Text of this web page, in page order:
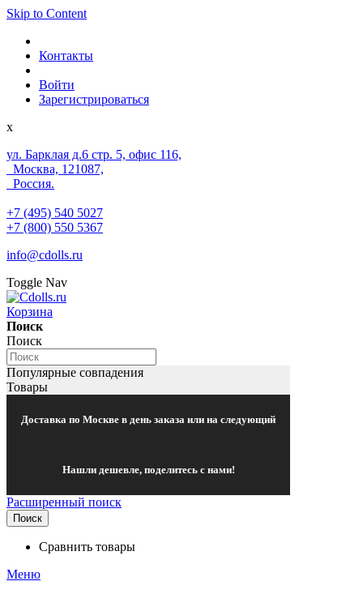
Skip to Content
Контакты
Войти
Зарегистрироваться
x
ул. Барклая д.6 стр. 5, офис 116,
Москва, 121087,
Россия.
+7 (495) 540 5027
+7 (800) 550 5367
info@cdolls.ru
Toggle Nav
Корзина
Поиск
Поиск
Популярные совпадения
Товары
Доставка по Москве в день заказа или на следующий
Нашли дешевле, поделитесь с нами!
Расширенный поиск
Поиск
Сравнить товары
Меню